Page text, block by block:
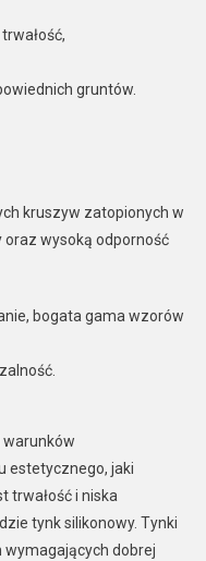
gruntów.
kruszyw zatopionych w
wysoką odporność
bogata gama wzorów
warunków
estetycznego, jaki
trwałość i niska
tynk silikonowy. Tynki
wymagających dobrej